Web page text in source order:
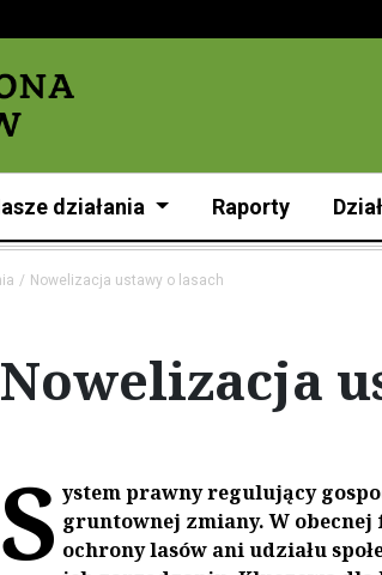
działania Raporty
Nowelizacja ustawy o lasach
Nowelizacja
S ystem prawny regulujący
gruntownej zmiany. W
ochrony lasów ani udziału